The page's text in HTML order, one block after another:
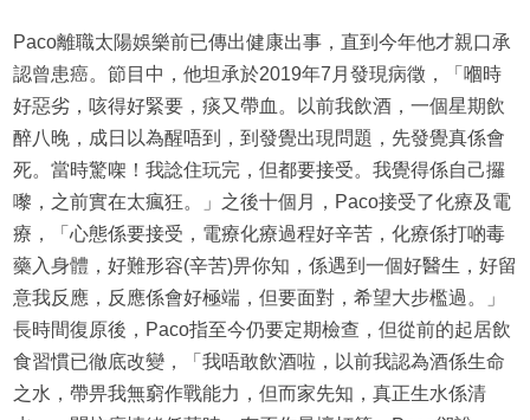
Paco離職太陽娛樂前已傳出健康出事，直到今年他才親口承
認曾患癌。節目中，他坦承於2019年7月發現病徵，「嗰時
好惡劣，咳得好緊要，痰又帶血。以前我飲酒，一個星期飲
醉八晚，成日以為醒唔到，到發覺出現問題，先發覺真係會
死。當時驚㗎！我諗住玩完，但都要接受。我覺得係自己攞
嚟，之前實在太瘋狂。」之後十個月，Paco接受了化療及電
療，「心態係要接受，電療化療過程好辛苦，化療係打啲毒
藥入身體，好難形容(辛苦)畀你知，係遇到一個好醫生，好留
意我反應，反應係會好極端，但要面對，希望大步檻過。」
長時間復原後，Paco指至今仍要定期檢查，但從前的起居飲
食習慣已徹底改變，「我唔敢飲酒啦，以前我認為酒係生命
之水，帶畀我無窮作戰能力，但而家先知，真正生水係清